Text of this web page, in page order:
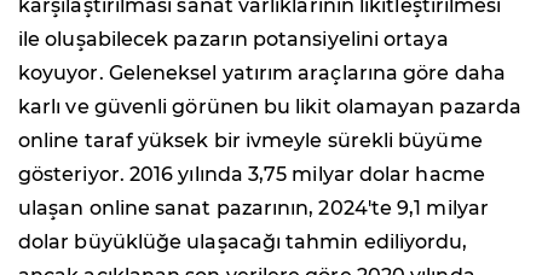
karşılaştırılması sanat varlıklarının likitleştirilmesi
ile oluşabilecek pazarın potansiyelini ortaya
koyuyor. Geleneksel yatırım araçlarına göre daha
karlı ve güvenli görünen bu likit olamayan pazarda
online taraf yüksek bir ivmeyle sürekli büyüme
gösteriyor. 2016 yılında 3,75 milyar dolar hacme
ulaşan online sanat pazarının, 2024'te 9,1 milyar
dolar büyüklüğe ulaşacağı tahmin ediliyordu,